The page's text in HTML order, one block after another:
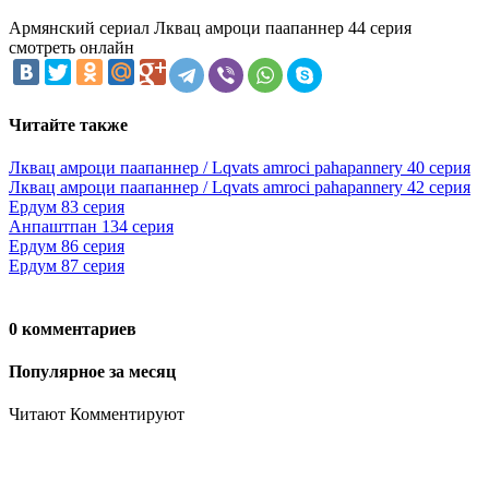
Армянский сериал Лквац амроци паапаннер 44 серия
смотреть онлайн
Читайте также
Лквац амроци паапаннер / Lqvats amroci pahapannery 40 серия
Лквац амроци паапаннер / Lqvats amroci pahapannery 42 серия
Ердум 83 серия
Анпаштпан 134 серия
Ердум 86 серия
Ердум 87 серия
0 комментариев
Популярное за месяц
Читают Комментируют